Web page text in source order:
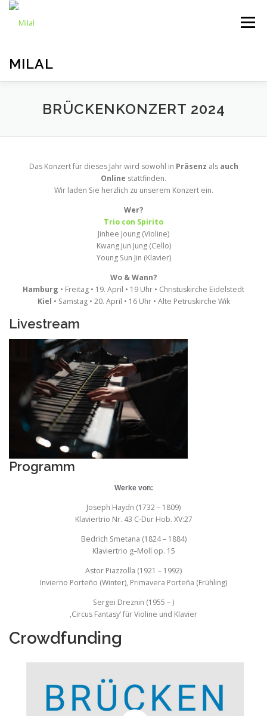
Zum Inhalt springen
MILAL
Menü
PROJEKTE INFORMIEREN SPENDEN
BRÜCKENKONZERT 2024
Das Konzert für dieses Jahr wird sowohl in Präsenz als auch
Online stattfinden.
Wir laden Sie herzlich zu unserem Konzert ein.
Wer?
Trio con Spirito
Jinhee Joung (Violine)
Kwang Jun Jung (Cello)
Young Sun Jin (Klavier)
Wo & Wann?
Hamburg • Freitag • 19. April • 19 Uhr • Christuskirche Eidelstedt
Kiel • Samstag • 20. April • 16 Uhr • Alte Petruskirche Wik
Livestream
Programm
Werkevon:
Joseph Haydn (1732 – 1809)
Klaviertrio Nr. 43 C-Dur Hob. XV:27
Bedrich Smetana (1824 – 1884)
Klaviertrio g–Moll op. 15
Astor Piazzolla (1921 – 1992)
Invierno Porteño (Winter), Primavera Porteña (Frühling)
Sergei Dreznin (1955 – )
‚Circus Fantasy‘ für Violine und Klavier
Crowdfunding